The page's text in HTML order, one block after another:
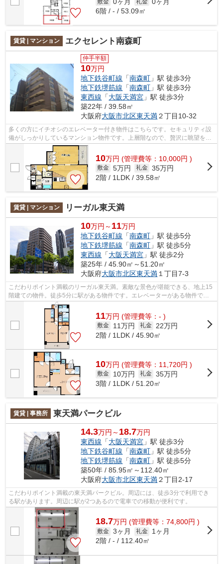
6階 / - / 53.09㎡
賃貸 | マンション エクセレント南森町
仲手半額
10万円
地下鉄谷町線 「南森町 」駅 徒歩3分
地下鉄堺筋線 「南森町 」駅 徒歩3分
東西線 「大阪天満宮 」駅 徒歩3分
築22年 / 39.58㎡
大阪府大阪市北区東天満２丁目10-32
多くの方にイチオシのエレベーター付き物件はこちらです。セキュリティ設
備がしっかりしているマンション物件です。上層階なので、贅沢に眺望をお
楽しみいただけます。周辺には駅もあ...
10万円 (管理費等：10,000円 )
敷金 5万円 礼金 35万円
2階 / 1LDK / 39.58㎡
賃貸 | マンション リーガル東天満
10万円～ 11万円
地下鉄谷町線 「南森町 」駅 徒歩5分
地下鉄堺筋線 「南森町 」駅 徒歩5分
東西線 「大阪天満宮 」駅 徒歩2分
築25年 / 45.90㎡～51.20㎡
大阪府大阪市北区東天満 １丁目7-3
こだわりポイント満載のリーガル東天満。素敵な景色が堪能できる、地上15
階建ての物件。徒歩5分に駅がある物件です。エレベーターがある物件で
す。気になることがありましたら、umeda@...
11万円 (管理費等：- )
敷金 11万円 礼金
22万円
2階 / 1LDK / 45.90㎡
10万円 (管理費等：11,720円 )
敷金 10万円 礼金 35万円
3階 / 1LDK / 51.20㎡
賃貸 | 事務所 東天満パークビル
14.3万円～ 18.7万円
東西線 「大阪天満宮 」駅 徒歩3分
地下鉄谷町線 「南森町 」駅 徒歩5分
地下鉄堺筋線 「南森町 」駅 徒歩5分
築50年 / 85.95㎡～112.40㎡
大阪府大阪市北区東天満２丁目2-17
こだわりポイント満載の東天満パークビル。周辺には、徒歩3分で利用でき
る駅があります。周辺に駅が2つあるので電車での移動が便利です。
18.7万円 (管理費等：74,800円 )
敷金 3ヶ月 礼金
1ヶ月
2階 / - / 112.40㎡